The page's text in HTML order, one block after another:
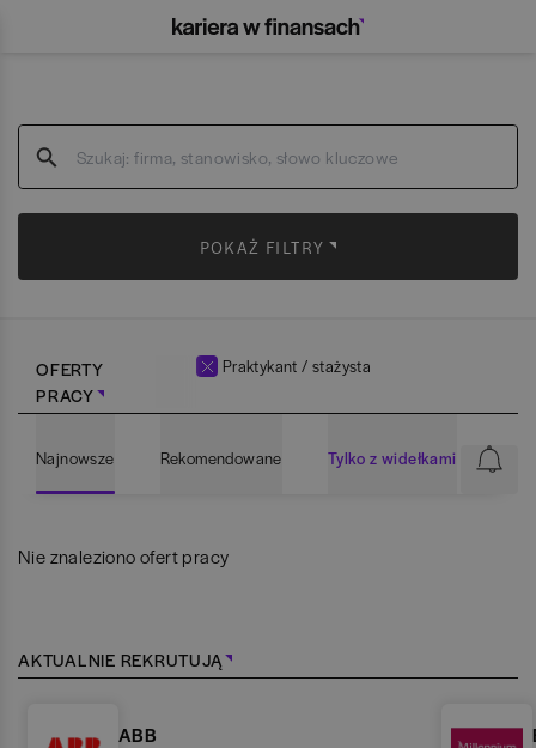
POKAŻ FILTRY
OFERTY
PRACY
Praktykant / stażysta
Najnowsze Rekomendowane Tylko z widełkami
Nie znaleziono ofert pracy
AKTUALNIE REKRUTUJĄ
ABB